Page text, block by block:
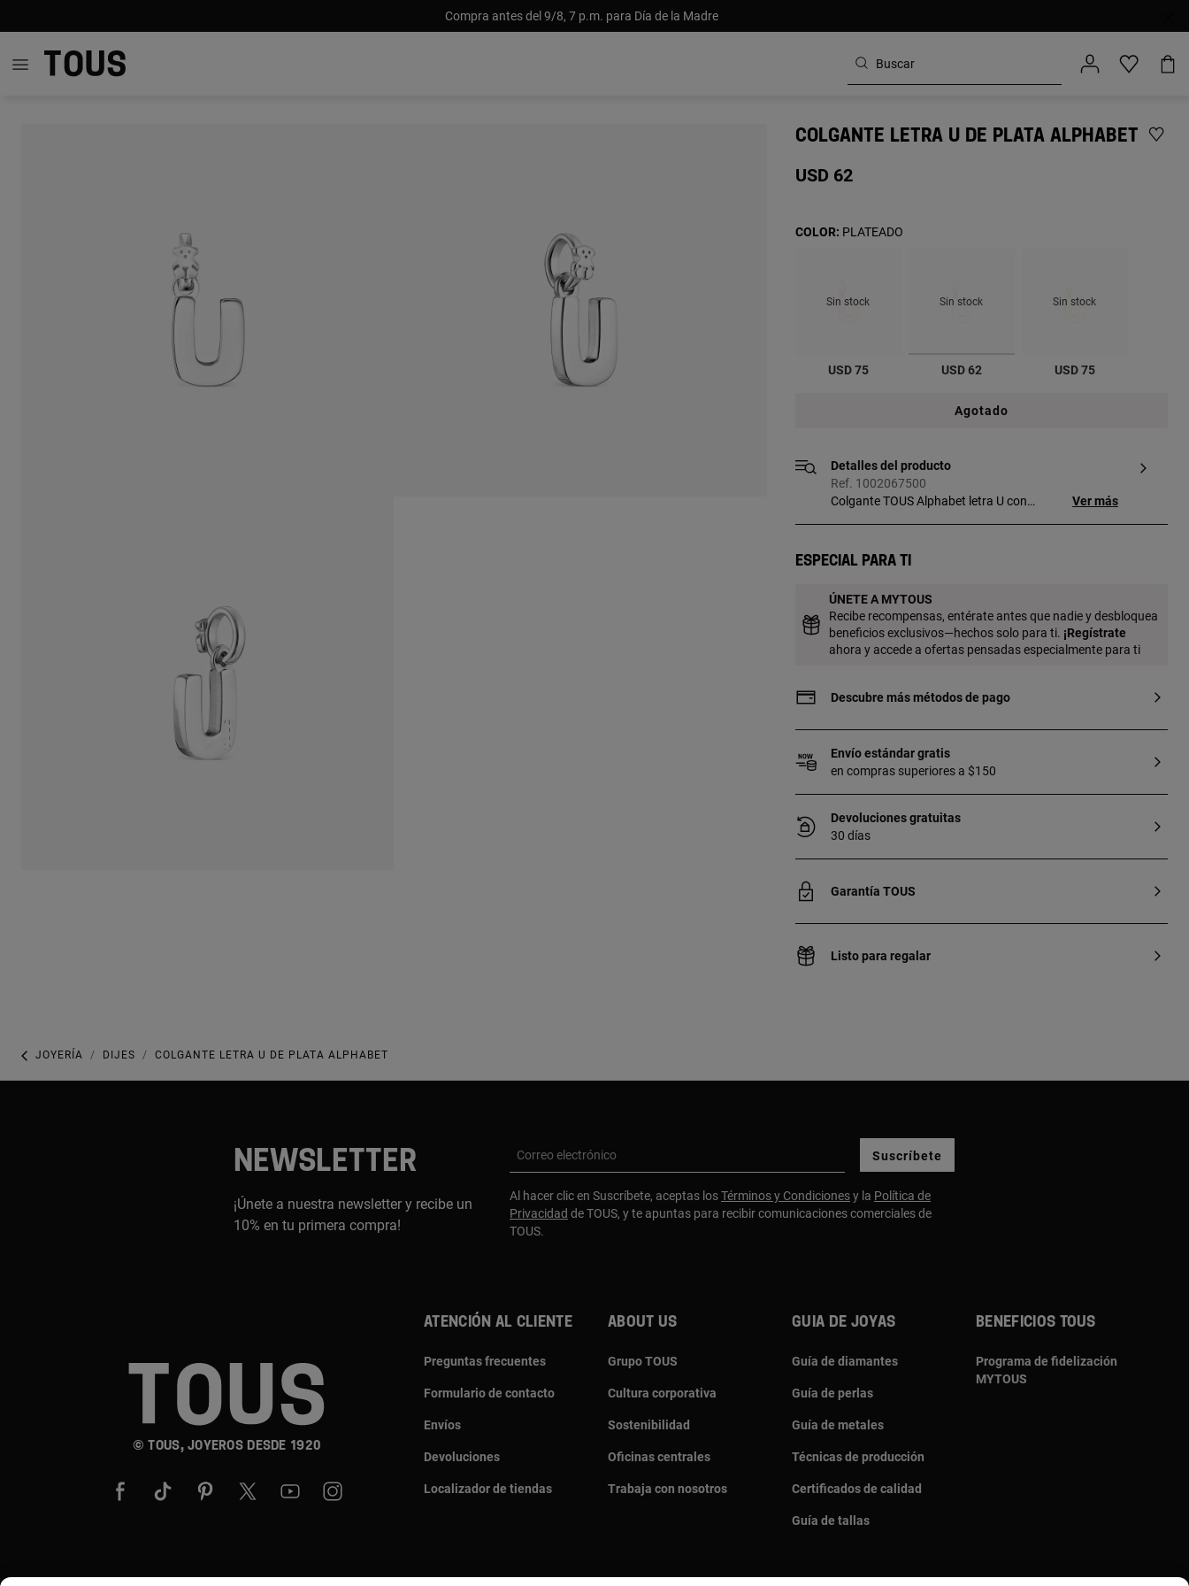
Compra antes del 9/8, 7 p.m. para Día de la Madre
COLGANTE LETRA U DE PLATA ALPHABET
USD 62
Sin stock
USD 75
Sin stock
seleccionado
USD 62
Sin stock
USD 75
COLOR: PLATEADO
Agotado
Detalles del producto
Ref. 1002067500
Colgante TOUS Alphabet letra U con
Ver más
Especial para ti
ÚNETE A MYTOUS
Recibe recompensas, entérate antes que nadie y desbloquea
beneficios exclusivos—hechos solo para ti. ¡Regístrate
ahora y accede a ofertas pensadas especialmente para ti
Descubre más métodos de pago
Envío estándar gratis
en compras superiores a $150
Devoluciones gratuitas
30 días
Garantía TOUS
Listo para regalar
JOYERÍA DIJES COLGANTE LETRA U DE PLATA ALPHABET
NEWSLETTER
¡Únete a nuestra newsletter y recibe un
10% en tu primera compra!
Correo electrónico Suscríbete
Al hacer clic en Suscríbete, aceptas losTérminos y Condicionesy la Política de
Privacidad de TOUS, y te apuntas para recibir comunicaciones comerciales de
TOUS.
© TOUS, JOYEROS DESDE 1920
Atención al cliente
Preguntas frecuentes
Formulario de contacto
Envíos
Devoluciones
Localizador de tiendas
About us
Grupo TOUS
Cultura corporativa
Sostenibilidad
Oficinas centrales
Trabaja con nosotros
Guia de joyas
Guía de diamantes
Guía de perlas
Guía de metales
Técnicas de producción
Certificados de calidad
Guía de tallas
Beneficios TOUS
Programa de fidelización
MYTOUS